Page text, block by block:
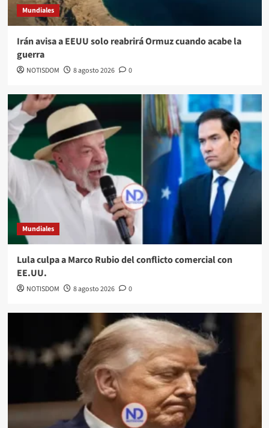
Mundiales
Irán avisa a EEUU solo reabrirá Ormuz cuando acabe la
guerra
NOTISDOM 8 agosto 2026 0
Mundiales
Lula culpa a Marco Rubio del conflicto comercial con
EE.UU.
NOTISDOM 8 agosto 2026 0